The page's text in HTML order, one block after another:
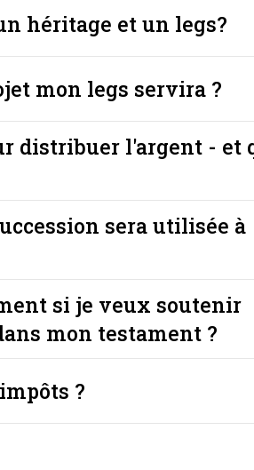
héritage et un legs?
mon legs servira ?
distribuer l'argent - et
sera utilisée à
si je veux soutenir
mon testament ?
?